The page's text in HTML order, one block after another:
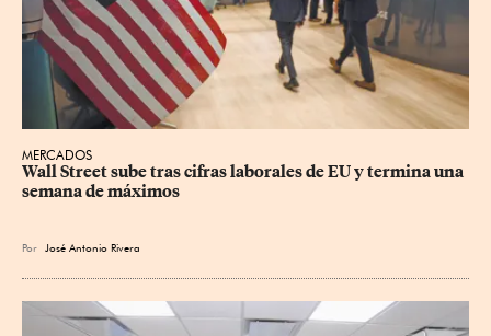
MERCADOS
Wall Street sube tras cifras laborales de EU y termina una
semana de máximos
Por José Antonio Rivera